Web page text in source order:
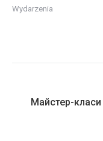
Wydarzenia
navigation
Майстер-класи